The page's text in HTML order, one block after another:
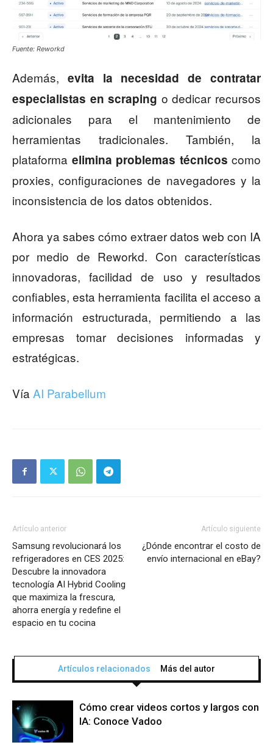
Fuente: Reworkd
Además, evita la necesidad de contratar
especialistas en scraping o dedicar recursos
adicionales para el mantenimiento de
herramientas tradicionales. También, la
plataforma elimina problemas técnicos como
proxies, configuraciones de navegadores y la
inconsistencia de los datos obtenidos.
Ahora ya sabes cómo extraer datos web con IA
por medio de Reworkd. Con características
innovadoras, facilidad de uso y resultados
confiables, esta herramienta facilita el acceso a
información estructurada, permitiendo a las
empresas tomar decisiones informadas y
estratégicas.
Vía AI Parabellum
Artículo anterior
Samsung revolucionará los
refrigeradores en CES 2025:
Descubre la innovadora
tecnología AI Hybrid Cooling
que maximiza la frescura,
ahorra energía y redefine el
espacio en tu cocina
Artículo siguiente
¿Dónde encontrar el costo de
envío internacional en eBay?
Artículos relacionados Más del autor
Cómo crear videos cortos y largos con
IA: Conoce Vadoo